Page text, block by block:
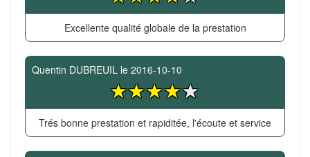
Excellente qualité globale de la prestation
Quentin DUBREUIL le 2016-10-10
Trés bonne prestation et rapiditée, l'écoute et service